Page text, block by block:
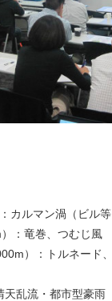
カルマン渦（ビル等
：竜巻、つむじ風
）：トルネード
天乱流・都市型豪雨